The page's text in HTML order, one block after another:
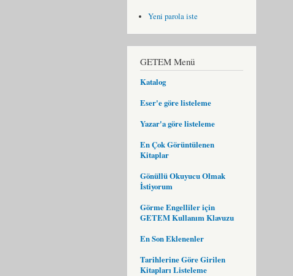
Yeni parola iste
GETEM Menü
Katalog
Eser'e göre listeleme
Yazar'a göre listeleme
En Çok Görüntülenen
Kitaplar
Gönüllü Okuyucu Olmak
İstiyorum
Görme Engelliler için
GETEM Kullanım Klavuzu
En Son Eklenenler
Tarihlerine Göre Girilen
Kitapları Listeleme